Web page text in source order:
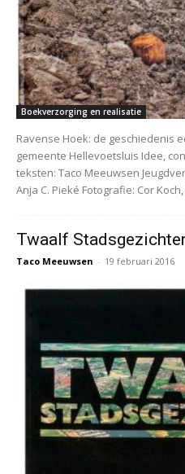
Boekverzorging en realisatie
Ravense Hoek: de geschiedenis
gemeente Hellevoetsluis Idee,
teksten: Taco Meeuwsen
Anja C. Pieké Fotografie: Cor
Twaalf
Taco Meeuwsen - 19 februari 2016